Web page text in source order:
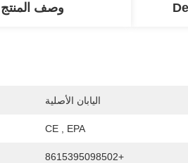
وصف المنتج
اليابان الأصلية
CE , EPA
+8615395098502